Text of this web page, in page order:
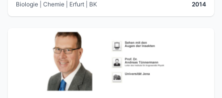
Biologie | Chemie | Erfurt | BK 2014